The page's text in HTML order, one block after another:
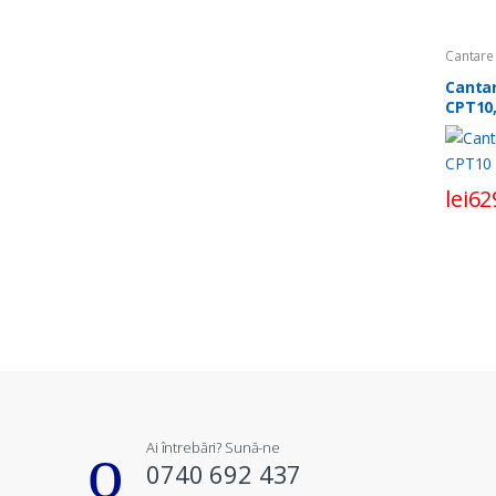
lei
Ai întrebări? Sună-ne
0740 692 437